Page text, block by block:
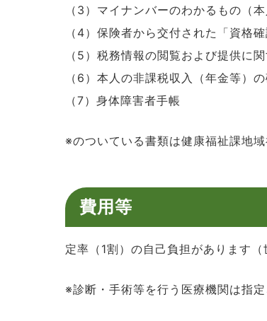
（3）マイナンバーのわかるもの（
（4）保険者から交付された「資格
（5）税務情報の閲覧および提供に
（6）本人の非課税収入（年金等）
（7）身体障害者手帳
※のついている書類は健康福祉課地域
費用等
定率（1割）の自己負担があります
※診断・手術等を行う医療機関は指